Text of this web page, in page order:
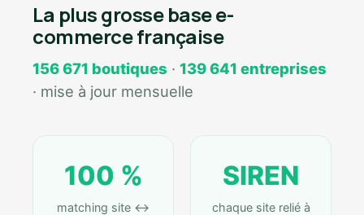
La plus grosse base e-
commerce française
156 671 boutiques · 139 641 entreprises
· mise à jour mensuelle
100 %
matching site ↔
SIREN
chaque site relié à